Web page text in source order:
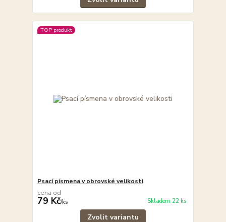
TOP produkt
Psací písmena v obrovské velikosti
cena od
79 Kč/ks Skladem 22 ks
Zvolit variantu